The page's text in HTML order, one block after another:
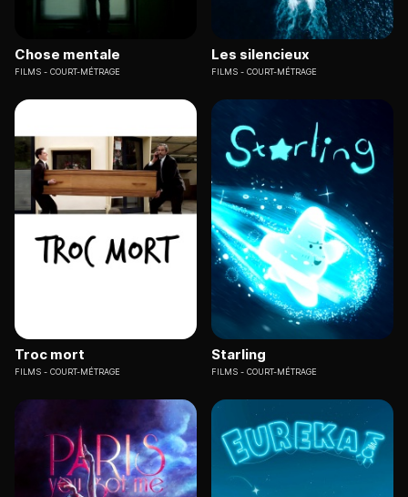
Chose mentale
FILMS COURT-MÉTRAGE
Les silencieux
FILMS COURT-MÉTRAGE
Troc mort
FILMS COURT-MÉTRAGE
Starling
FILMS COURT-MÉTRAGE